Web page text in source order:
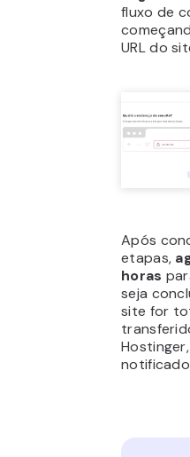
fluxo de
URL do
Após
etapas,
horas
seja
site for